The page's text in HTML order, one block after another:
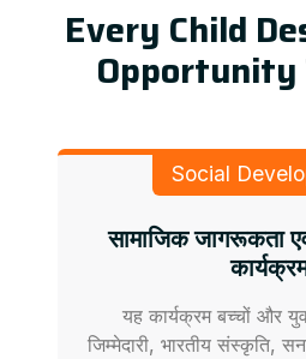
Every Child
Opportunity
Social
सामाजिक जागरूकता
यह कार्यक्रम बच्चों और
जिम्मेदारी, भारतीय संस्कृति,